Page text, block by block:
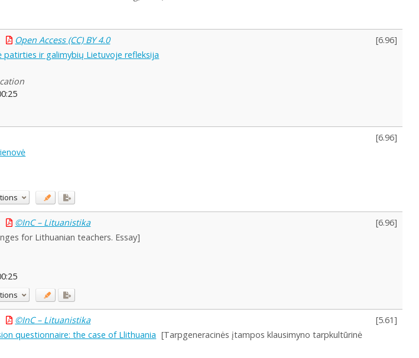
Open Access (CC) BY 4.0 [6.96]
patirties ir galimybių Lietuvoje refleksija
[6.96]
©InC – Lituanistika [6.96]
for Lithuanian teachers. Essay]
©InC – Lituanistika [5.61]
questionnaire: the case of Llithuania [Tarpgeneracinės įtampos klausimyno tarpkultūrinė